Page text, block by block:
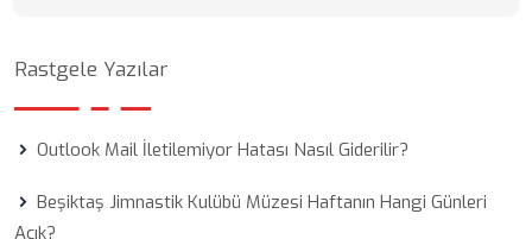
Rastgele Yazılar
Outlook Mail İletilemiyor Hatası Nasıl Giderilir?
Beşiktaş Jimnastik Kulübü Müzesi Haftanın Hangi Günleri
Açık?